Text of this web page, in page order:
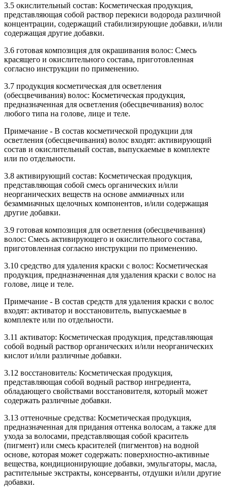
3.5 окислительный состав: Косметическая продукция,
представляющая собой раствор перекиси водорода различной
концентрации, содержащий стабилизирующие добавки, и/или
содержащая другие добавки.
3.6 готовая композиция для окрашивания волос: Смесь
красящего и окислительного состава, приготовленная
согласно инструкции по применению.
3.7 продукция косметическая для осветления
(обесцвечивания) волос: Косметическая продукция,
предназначенная для осветления (обесцвечивания) волос
любого типа на голове, лице и теле.
Примечание - В состав косметической продукции для
осветления (обесцвечивания) волос входят: активирующий
состав и окислительный состав, выпускаемые в комплекте
или по отдельности.
3.8 активирующий состав: Косметическая продукция,
представляющая собой смесь органических и/или
неорганических веществ на основе аммиачных или
безаммиачных щелочных компонентов, и/или содержащая
другие добавки.
3.9 готовая композиция для осветления (обесцвечивания)
волос: Смесь активирующего и окислительного состава,
приготовленная согласно инструкции по применению.
3.10 средство для удаления краски с волос: Косметическая
продукция, предназначенная для удаления краски с волос на
голове, лице и теле.
Примечание - В состав средств для удаления краски с волос
входят: активатор и восстановитель, выпускаемые в
комплекте или по отдельности.
3.11 активатор: Косметическая продукция, представляющая
собой водный раствор органических и/или неорганических
кислот и/или различные добавки.
3.12 восстановитель: Косметическая продукция,
представляющая собой водный раствор ингредиента,
обладающего свойствами восстановителя, который может
содержать различные добавки.
3.13 оттеночные средства: Косметическая продукция,
предназначенная для придания оттенка волосам, а также для
ухода за волосами, представляющая собой краситель
(пигмент) или смесь красителей (пигментов) на водной
основе, которая может содержать: поверхностно-активные
вещества, кондиционирующие добавки, эмульгаторы, масла,
растительные экстракты, консерванты, отдушки и/или другие
добавки.